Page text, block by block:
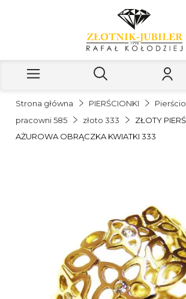
Strona główna PIERŚCIONKI
pracowni 585
złoto 333
ZŁOTY
AŻUROWA OBRĄCZKA KWIATKI 333